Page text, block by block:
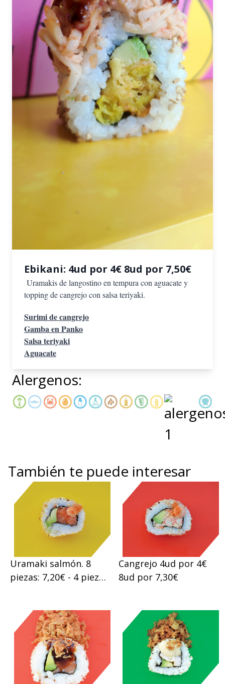
Ebikani: 4ud por 4€ 8ud por 7,50€
Uramakis de langostino en tempura con aguacate y
topping de cangrejo con salsa teriyaki.
Surimi de cangrejo
Gamba en Panko
Salsa teriyaki
Aguacate
Alergenos:
También te puede interesar
Uramaki salmón. 8
piezas: 7,20€ - 4 piezas:
Cangrejo 4ud por 4€
8ud por 7,30€